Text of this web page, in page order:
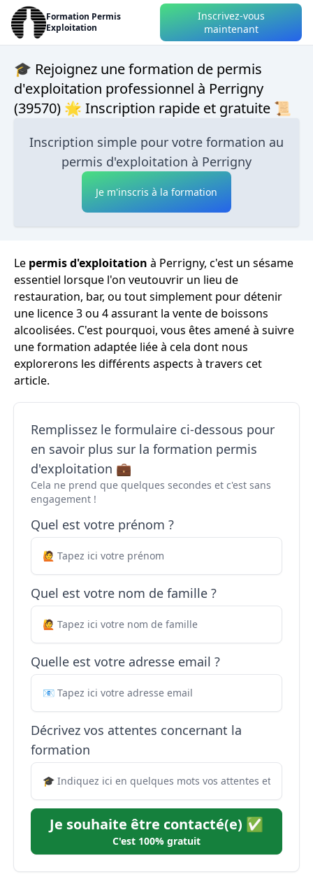
Formation Permis
Exploitation
Inscrivez-vous
maintenant
🎓 Rejoignez une formation de permis
d'exploitation professionnel à Perrigny
(39570) 🌟 Inscription rapide et gratuite 📜
Inscription simple pour votre formation au
permis d'exploitation à Perrigny
Je m'inscris à la formation
Le permis d'exploitation à Perrigny, c'est un sésame
essentiel lorsque l'on veutouvrir un lieu de
restauration, bar, ou tout simplement pour détenir
une licence 3 ou 4 assurant la vente de boissons
alcoolisées. C'est pourquoi, vous êtes amené à suivre
une formation adaptée liée à cela dont nous
explorerons les différents aspects à travers cet
article.
Remplissez le formulaire ci-dessous pour
en savoir plus sur la formation permis
d'exploitation 💼
Cela ne prend que quelques secondes et c'est sans
engagement !
Quel est votre prénom ?
Quel est votre nom de famille ?
Quelle est votre adresse email ?
Décrivez vos attentes concernant la
formation
Je souhaite être contacté(e) ✅
C'est 100% gratuit